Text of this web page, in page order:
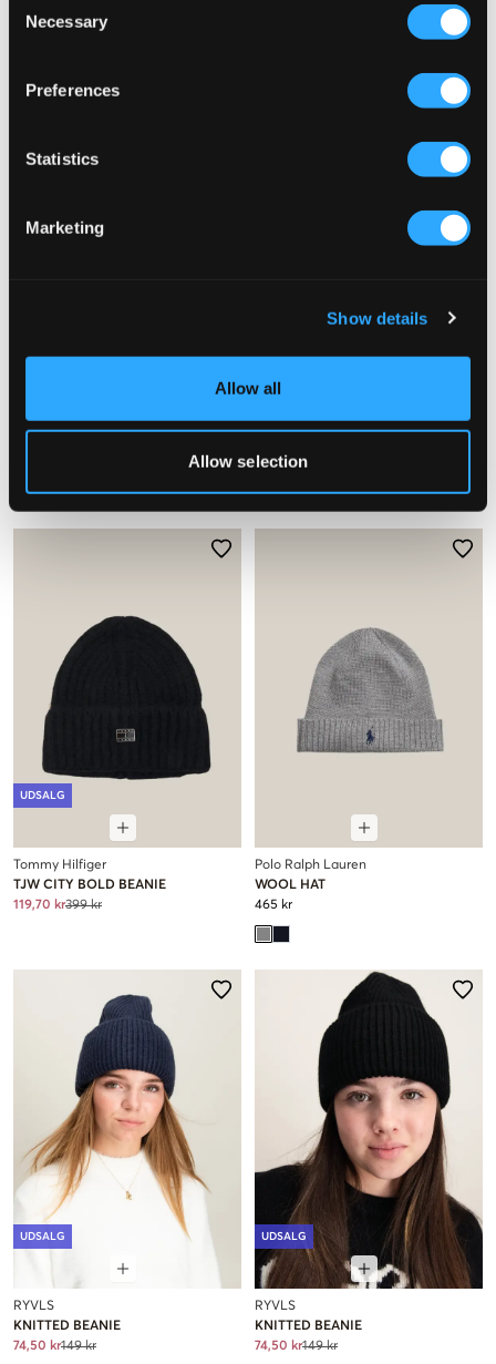
Selection
Necessary
Preferences
Statistics
Marketing
Show details
Allow all
Allow selection
DC COMICS JOKER BLACK BEANIE
Capslab
LOONEY TUNES BUGS BUNNY
139,50 kr279 kr
LOONEY TUNES TAZ BLACK
139,50 kr279 kr
UDSALG
Tommy Hilfiger
TJW CITY BOLD BEANIE
119,70 kr399 kr
Polo Ralph Lauren
WOOL HAT
465 kr
UDSALG
RYVLS
KNITTED BEANIE
74,50 kr149 kr
UDSALG
RYVLS
KNITTED BEANIE
74,50 kr149 kr